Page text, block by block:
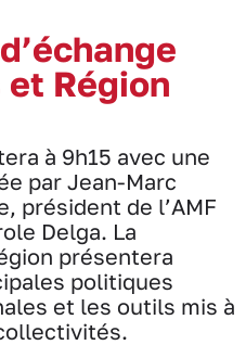
Région
à 9h15 avec une
par Jean-Marc
président de l’AMF
Delga. La
présentera
politiques
et les outils mis à